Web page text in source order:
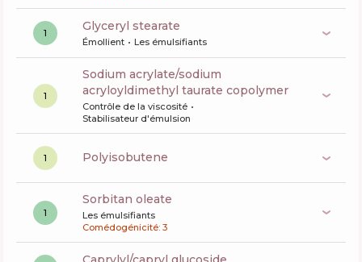
1 glyceryl stearate
Émollient Les émulsifiants
1
sodium acrylate/sodium
acryloyldimethyl taurate copolymer
Contrôle de la viscosité
Stabilisateur d'émulsion
1 polyisobutene
1
sorbitan oleate
Les émulsifiants
Comédogénicité: 3